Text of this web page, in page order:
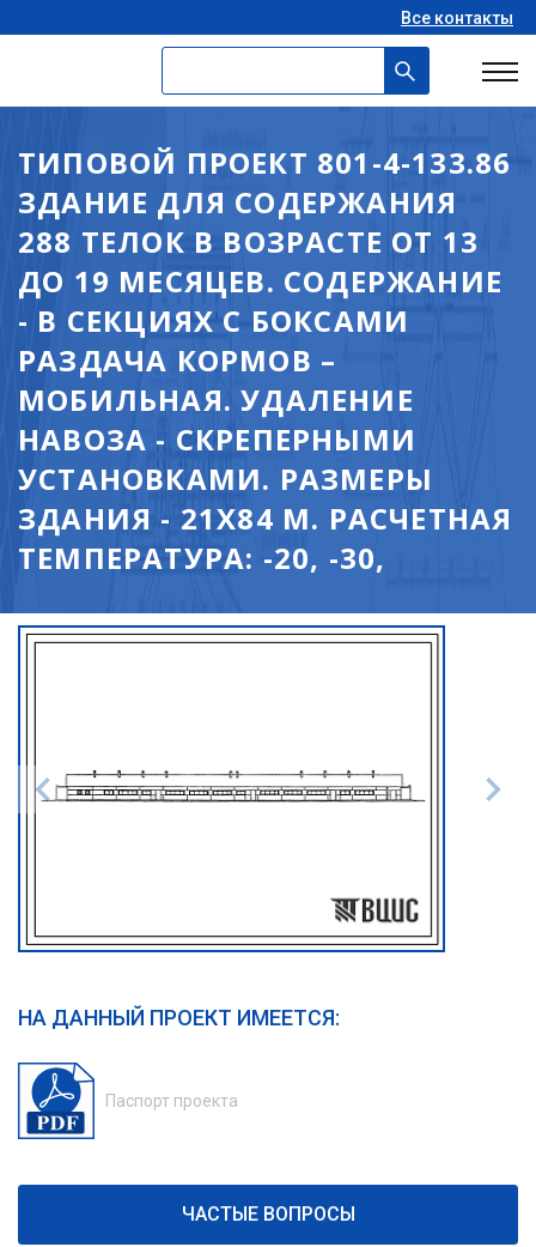
Все контакты
ТИПОВОЙ ПРОЕКТ 801-4-133.86
ЗДАНИЕ ДЛЯ СОДЕРЖАНИЯ
288 ТЕЛОК В ВОЗРАСТЕ ОТ 13
ДО 19 МЕСЯЦЕВ. СОДЕРЖАНИЕ
- В СЕКЦИЯХ С БОКСАМИ
РАЗДАЧА КОРМОВ –
МОБИЛЬНАЯ. УДАЛЕНИЕ
НАВОЗА - СКРЕПЕРНЫМИ
УСТАНОВКАМИ. РАЗМЕРЫ
ЗДАНИЯ - 21X84 М. РАСЧЕТНАЯ
ТЕМПЕРАТУРА: -20, -30,
НА ДАННЫЙ ПРОЕКТ ИМЕЕТСЯ:
Паспорт проекта
ЧАСТЫЕ ВОПРОСЫ